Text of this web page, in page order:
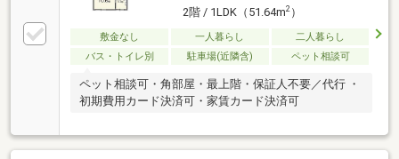
2階 / 1LDK（51.64m2）
敷金なし 一人暮らし
二人暮らし
バス・トイレ別
駐車場(近隣含) ペット相談可
ペット相談可・角部屋・最上階・保証人不要／代行 ・
初期費用カード決済可・家賃カード決済可